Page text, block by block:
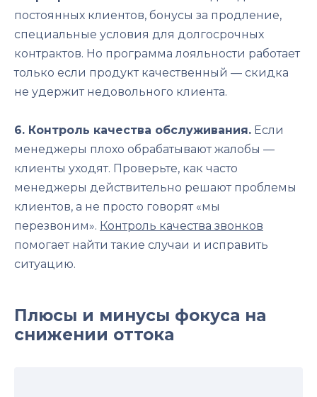
постоянных клиентов, бонусы за продление,
специальные условия для долгосрочных
контрактов. Но программа лояльности работает
только если продукт качественный — скидка
не удержит недовольного клиента.
6. Контроль качества обслуживания. Если
менеджеры плохо обрабатывают жалобы —
клиенты уходят. Проверьте, как часто
менеджеры действительно решают проблемы
клиентов, а не просто говорят «мы
перезвоним». Контроль качества звонков
помогает найти такие случаи и исправить
ситуацию.
Плюсы и минусы фокуса на
снижении оттока